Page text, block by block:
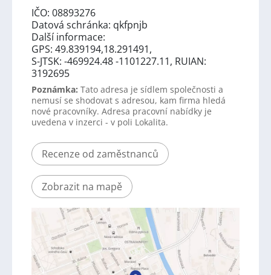
IČO: 08893276
Datová schránka: qkfpnjb
Další informace:
GPS: 49.839194,18.291491,
S-JTSK: -469924.48 -1101227.11, RUIAN:
3192695
Poznámka: Tato adresa je sídlem společnosti a
nemusí se shodovat s adresou, kam firma hledá
nové pracovníky. Adresa pracovní nabídky je
uvedena v inzerci - v poli Lokalita.
Recenze od zaměstnanců
Zobrazit na mapě